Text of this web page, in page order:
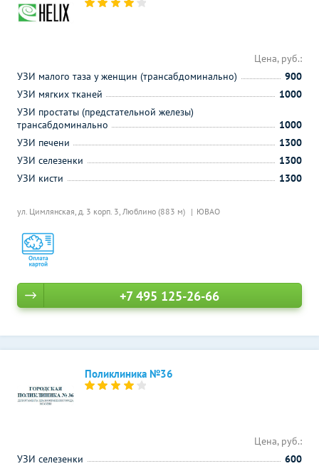
ул. Цимлянская, д. 3 корп. 3, Люблино (883 м) ЮВАО
Цена, руб.:
УЗИ малого таза у женщин (трансабдоминально)
900
УЗИ мягких тканей
1000
УЗИ простаты (предстательной железы)
трансабдоминально
1000
УЗИ печени
1300
УЗИ селезенки
1300
УЗИ кисти
1300
+7 495 125-26-66
Поликлиника №36
Цена, руб.:
УЗИ селезенки
600